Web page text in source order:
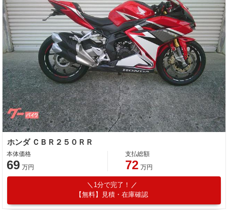
ホンダ ＣＢＲ２５０ＲＲ
本体価格
69 万円
支払総額
72 万円
1分で完了！
【無料】見積・在庫確認